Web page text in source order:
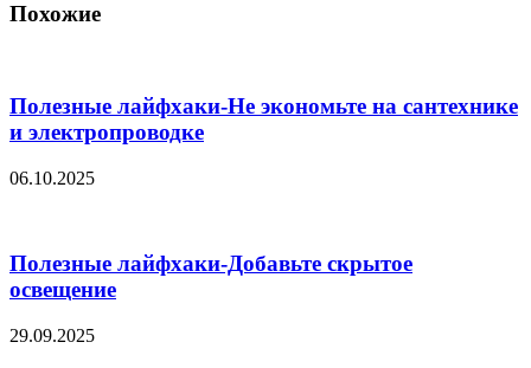
Похожие
Полезные лайфхаки-Не экономьте на сантехнике
и электропроводке
06.10.2025
Полезные лайфхаки-Добавьте скрытое
освещение
29.09.2025